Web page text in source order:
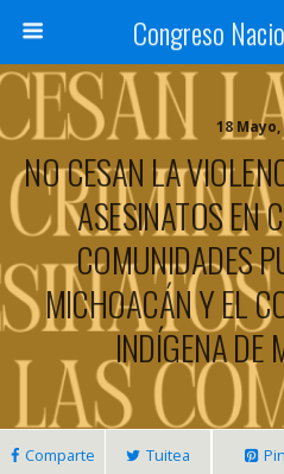
Congreso
18 Mayo,
NO CESAN LA
ASESINATOS EN
COMUNIDADES
MICHOACÁN Y EL
INDÍGENA DE
Comparte Tuitea Pin